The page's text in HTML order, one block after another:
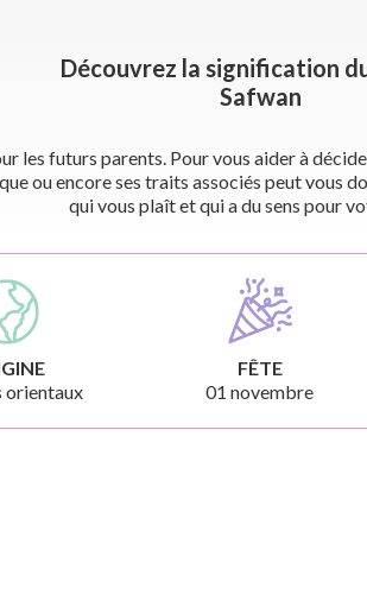
Découvrez la signification
Safwan
les futurs parents. Pour vous aider à
ou encore ses traits associés peut vous
qui vous plaît et qui a du sens pour
orientaux
FÊTE
01 novembre